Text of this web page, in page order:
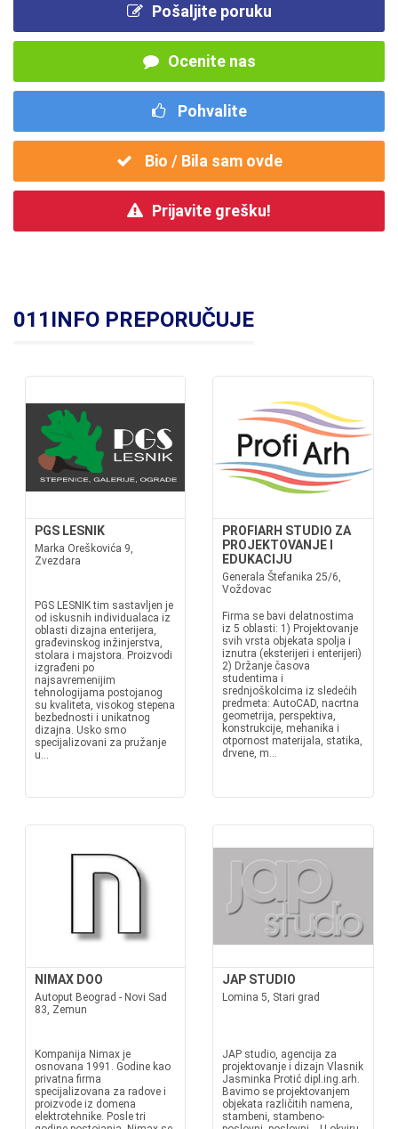
Pošaljite poruku
Ocenite nas
Pohvalite
Bio / Bila sam ovde
Prijavite grešku!
011INFO PREPORUČUJE
PGS LESNIK
Marka Oreškovića 9,
Zvezdara
PGS LESNIK tim sastavljen je
od iskusnih individualaca iz
oblasti dizajna enterijera,
građevinskog inžinjerstva,
stolara i majstora. Proizvodi
izgrađeni po
najsavremenijim
tehnologijama postojanog
su kvaliteta, visokog stepena
bezbednosti i unikatnog
dizajna. Usko smo
specijalizovani za pružanje
u...
PROFIARH STUDIO ZA
PROJEKTOVANJE I
EDUKACIJU
Generala Štefanika 25/6,
Voždovac
Firma se bavi delatnostima
iz 5 oblasti: 1) Projektovanje
svih vrsta objekata spolja i
iznutra (eksterijeri i enterijeri)
2) Držanje časova
studentima i
srednjoškolcima iz sledećih
predmeta: AutoCAD, nacrtna
geometrija, perspektiva,
konstrukcije, mehanika i
otpornost materijala, statika,
drvene, m...
NIMAX DOO
Autoput Beograd - Novi Sad
83, Zemun
Kompanija Nimax je
osnovana 1991. Godine kao
privatna firma
specijalizovana za radove i
proizvode iz domena
elektrotehnike. Posle tri
JAP STUDIO
Lomina 5, Stari grad
JAP studio, agencija za
projektovanje i dizajn Vlasnik
Jasminka Protić dipl.ing.arh.
Bavimo se projektovanjem
objekata različitih namena,
stambeni, stambeno-